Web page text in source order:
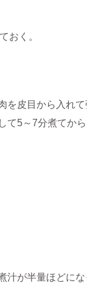
おく。
を皮目から入れ
て5～7分煮てか
汁が半量ほどに